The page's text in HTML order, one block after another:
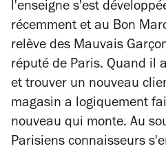
l'enseigne s'est
récemment et au Bon
relève des Mauvais
réputé de Paris. Quand il
et trouver un nouveau
magasin a logiquement
nouveau qui monte. Au
Parisiens connaisseurs